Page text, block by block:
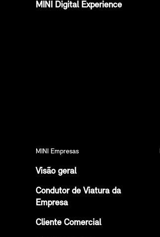
MINI Digital Experience
MINI Empresas
Visão geral
Condutor de Viatura da
Empresa
Cliente Comercial